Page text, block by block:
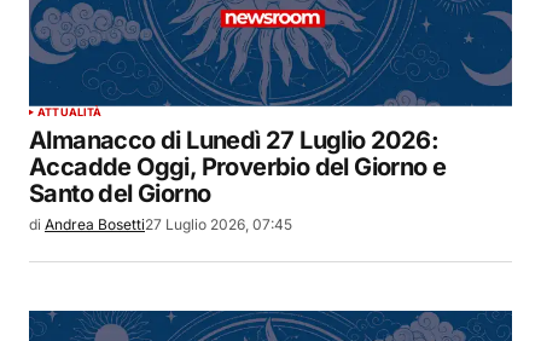
ATTUALITÀ
Almanacco di Lunedì 27 Luglio 2026:
Accadde Oggi, Proverbio del Giorno e
Santo del Giorno
di Andrea Bosetti27 Luglio 2026, 07:45